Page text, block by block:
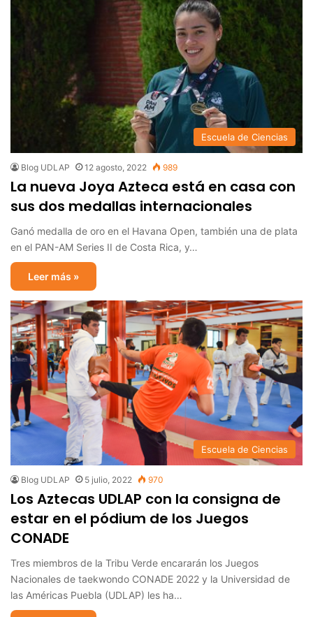
Escuela de Ciencias
Blog UDLAP 12 agosto, 2022 989
La nueva Joya Azteca está en casa con
sus dos medallas internacionales
Ganó medalla de oro en el Havana Open, también una de plata
en el PAN-AM Series II de Costa Rica, y…
Leer más »
Escuela de Ciencias
Blog UDLAP 5 julio, 2022 970
Los Aztecas UDLAP con la consigna de
estar en el pódium de los Juegos
CONADE
Tres miembros de la Tribu Verde encararán los Juegos
Nacionales de taekwondo CONADE 2022 y la Universidad de
las Américas Puebla (UDLAP) les ha…